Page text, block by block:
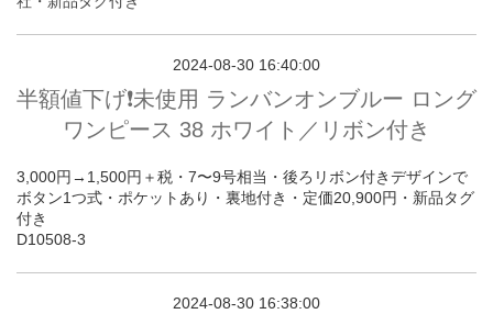
2024-08-30 16:40:00
半額値下げ❗️未使用 ランバンオンブルー ロング
ワンピース 38 ホワイト／リボン付き
3,000円→1,500円＋税・7〜9号相当・後ろリボン付きデザインで
ボタン1つ式・ポケットあり・裏地付き・定価20,900円・新品タグ
付き
D10508-3
2024-08-30 16:38:00